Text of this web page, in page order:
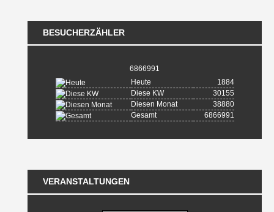
BESUCHERZÄHLER
6866991
Heute
1884
Diese KW
30155
Diesen Monat
38880
Gesamt
6866991
VERANSTALTUNGEN